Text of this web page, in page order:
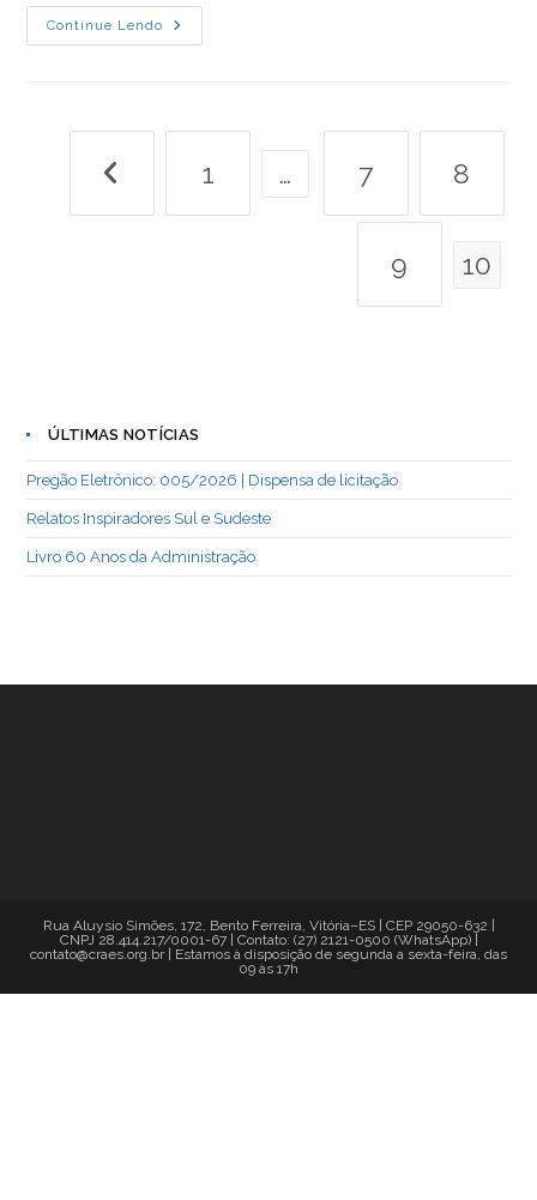
Continue Lendo
Anuidade
2024:
1 … 7 8
9 10
ÚLTIMAS NOTÍCIAS
Pregão Eletrônico: 005/2026 | Dispensa de licitação
Relatos Inspiradores Sul e Sudeste
Livro 60 Anos da Administração
Rua Aluysio Simões, 172, Bento Ferreira, Vitória–ES | CEP 29050-632 |
CNPJ 28.414.217/0001-67 | Contato: (27) 2121-0500 (WhatsApp) |
contato@craes.org.br | Estamos à disposição de segunda a sexta-feira, das
09 às 17h